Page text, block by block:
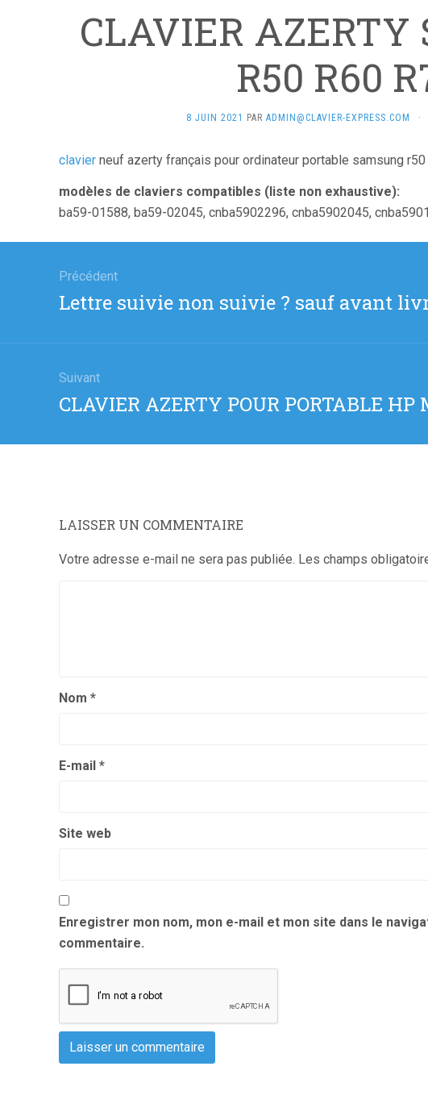
CLAVIER AZERTY
R50 R60
8 JUIN 2021 PAR ADMIN@CLAVIER-EXPRESS.COM ·
clavier neuf azerty français pour ordinateur portable samsung
modèles de claviers compatibles (liste non exhaustive):
ba59-01588, ba59-02045, cnba5902296, cnba5902045,
l’article
Précédent
Article
Lettre suivie non suivie ? sauf avant
Suivant
Article
CLAVIER AZERTY POUR PORTABLE HP
LAISSER UN COMMENTAIRE
Votre adresse e-mail ne sera pas publiée. Les champs
Nom *
E-mail *
Site web
Enregistrer mon nom, mon e-mail et mon site dans le
commentaire.